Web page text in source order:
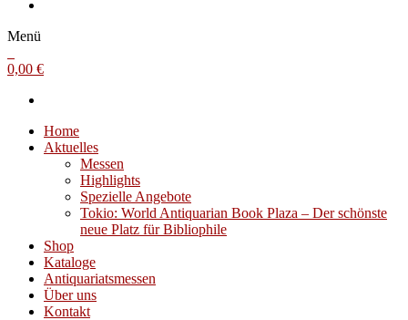
Menü
0,00 €
Home
Aktuelles
Messen
Highlights
Spezielle Angebote
Tokio: World Antiquarian Book Plaza – Der schönste
neue Platz für Bibliophile
Shop
Kataloge
Antiquariatsmessen
Über uns
Kontakt